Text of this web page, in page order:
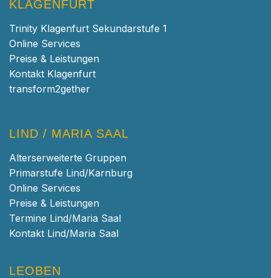
KLAGENFURT
Trinity Klagenfurt Sekundarstufe 1
Online Services
Preise & Leistungen
Kontakt Klagenfurt
transform2gether
LIND / MARIA SAAL
Alterserweiterte Gruppen
Primarstufe Lind/Karnburg
Online Services
Preise & Leistungen
Termine Lind/Maria Saal
Kontakt Lind/Maria Saal
LEOBEN